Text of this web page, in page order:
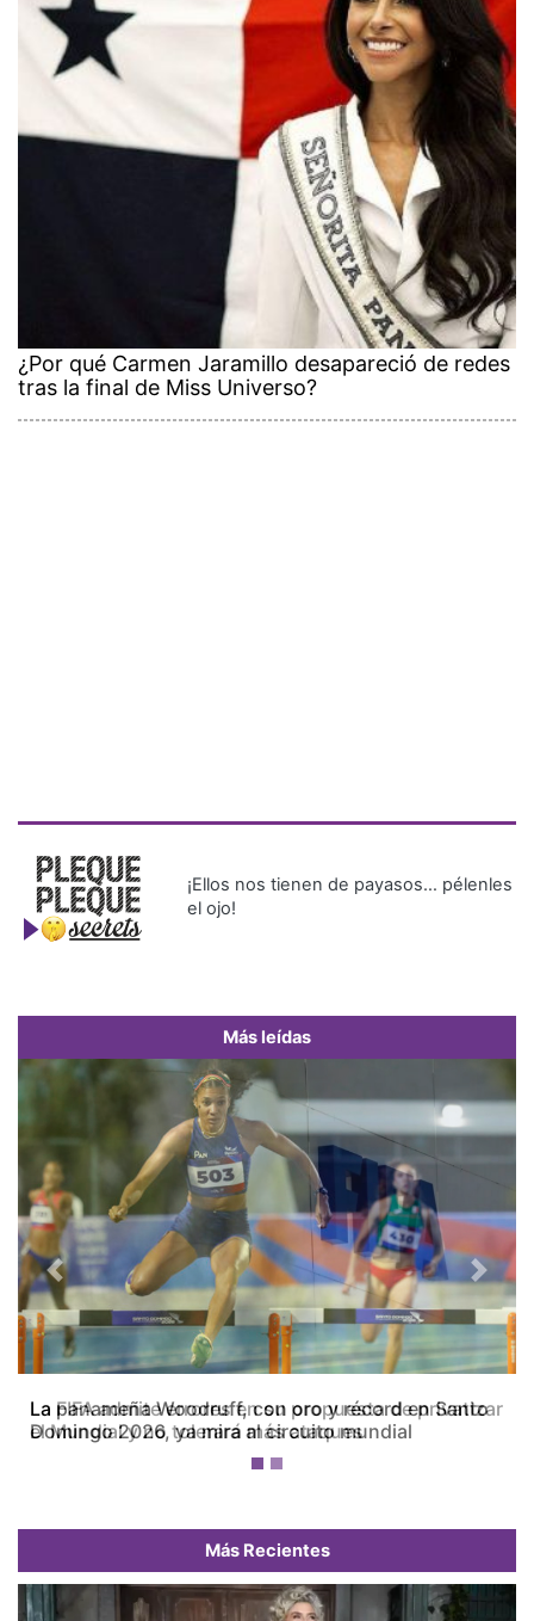
¿Por qué Carmen Jaramillo desapareció de redes
tras la final de Miss Universo?
¡Ellos nos tienen de payasos… pélenles
el ojo!
Más leídas
La FIFA admite errores en su propuesta de privatizar
el Mundial y no tolerará más ataques
Previous Next
Más Recientes